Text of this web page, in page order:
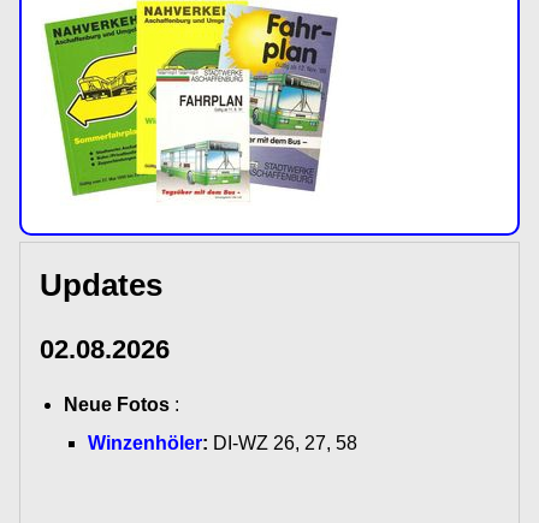
Updates
02.08.2026
Neue Fotos :
Winzenhöler: DI-WZ 26, 27, 58